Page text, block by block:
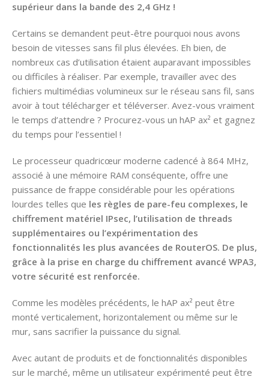
supérieur dans la bande des 2,4 GHz !
Certains se demandent peut-être pourquoi nous avons
besoin de vitesses sans fil plus élevées. Eh bien, de
nombreux cas d’utilisation étaient auparavant impossibles
ou difficiles à réaliser. Par exemple, travailler avec des
fichiers multimédias volumineux sur le réseau sans fil, sans
avoir à tout télécharger et téléverser. Avez-vous vraiment
le temps d’attendre ? Procurez-vous un hAP ax² et gagnez
du temps pour l’essentiel !
Le processeur quadricœur moderne cadencé à 864 MHz,
associé à une mémoire RAM conséquente, offre une
puissance de frappe considérable pour les opérations
lourdes telles que les règles de pare-feu complexes, le
chiffrement matériel IPsec, l’utilisation de threads
supplémentaires ou l’expérimentation des
fonctionnalités les plus avancées de RouterOS. De plus,
grâce à la prise en charge du chiffrement avancé WPA3,
votre sécurité est renforcée.
Comme les modèles précédents, le hAP ax² peut être
monté verticalement, horizontalement ou même sur le
mur, sans sacrifier la puissance du signal.
Avec autant de produits et de fonctionnalités disponibles
sur le marché, même un utilisateur expérimenté peut être